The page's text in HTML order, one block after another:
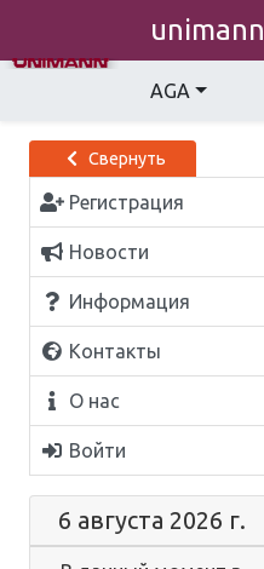
unimann
AGA
Свернуть
Регистрация
Новости
Информация
Контакты
О нас
Войти
6 августа 2026 г.